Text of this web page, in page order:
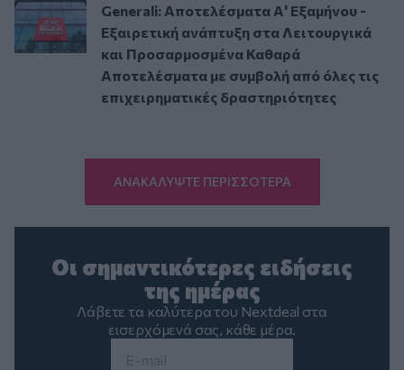
Generali: Αποτελέσματα Α' Εξαμήνου -
Εξαιρετική ανάπτυξη στα Λειτουργικά
και Προσαρμοσμένα Καθαρά
Αποτελέσματα με συμβολή από όλες τις
επιχειρηματικές δραστηριότητες
ΑΝΑΚΑΛΥΨΤΕ ΠΕΡΙΣΣΟΤΕΡΑ
Οι σημαντικότερες ειδήσεις
της ημέρας
Λάβετε τα καλύτερα του Nextdeal στα
εισερχόμενά σας, κάθε μέρα.